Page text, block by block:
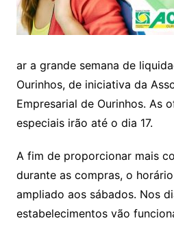
ar a grande semana de
Ourinhos, de iniciativa da
Empresarial de Ourinhos. As
especiais irão até o dia 17.
A fim de proporcionar mais
durante as compras, o
ampliado aos sábados. Nos
estabelecimentos vão